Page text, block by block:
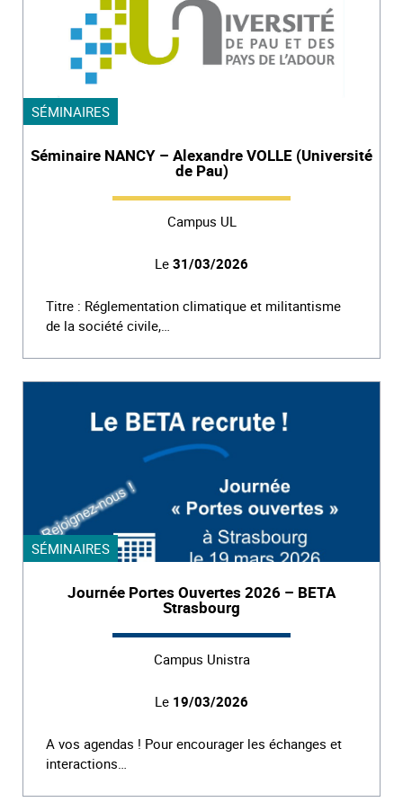
SÉMINAIRES
Séminaire NANCY – Alexandre VOLLE (Université
de Pau)
Campus UL
Le 31/03/2026
Titre : Réglementation climatique et militantisme
de la société civile,…
SÉMINAIRES
Journée Portes Ouvertes 2026 – BETA
Strasbourg
Campus Unistra
Le 19/03/2026
A vos agendas ! Pour encourager les échanges et
interactions…